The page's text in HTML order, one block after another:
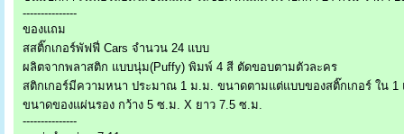
---------------
ของแถม
สสติ๊กเกอร์พัฟฟี่ Cars จำนวน 24 แบบ
ผลิตจากพลาสติก แบบนุ่ม(Puffy) พิมพ์ 4 สี ตัดขอบตามตัวละคร
สติกเกอร์มีความหนา ประมาณ 1 ม.ม. ขนาดตามแต่แบบของสติ๊กเกอร์ ใน
ขนาดของแผ่นรอง กว้าง 5 ซ.ม. X ยาว 7.5 ซ.ม.
---------------